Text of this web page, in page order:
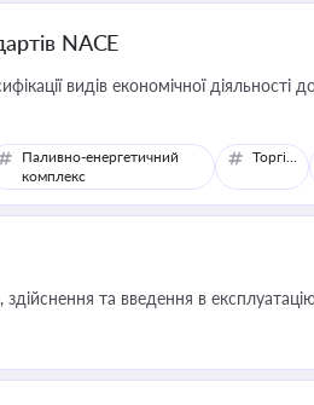
NACE
видів економічної діяльності
Паливно-енергетичний
комплекс
Торгівля
та введення в експлуатацію